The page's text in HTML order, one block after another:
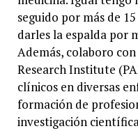
seguido por más de
darles la espalda por
Además, colaboro
Research Institute
clínicos en diversas
formación de
investigación